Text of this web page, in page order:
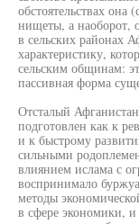
обстоятельствах она
нищеты, а наоборот,
в сельских районах
характеристику,
сельским общинам:
пассивная форма
Отсталый
подготовлен как к
и к быстрому
сильными
влиянием ислама с
воспринимало
методы
в сфере экономики,